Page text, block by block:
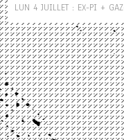
LUN 4 JUILLET : EX-PI +